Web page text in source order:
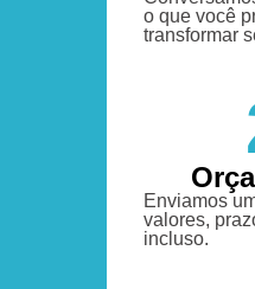
o que você
transformar
Enviamos
valores,
incluso.